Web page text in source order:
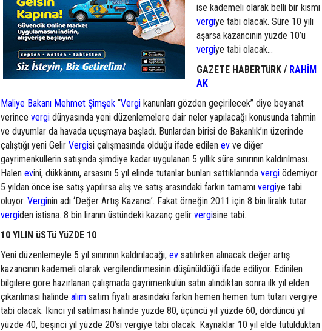
ise kademeli olarak belli bir kısmı
vergiye tabi olacak. Süre 10 yılı
aşarsa kazancının yüzde 10’u
vergiye tabi olacak...
GAZETE HABERTüRK / RAHİM
AK
Maliye Bakanı Mehmet Şimşek “Vergi kanunları gözden geçirilecek” diye beyanat
verince vergi dünyasında yeni düzenlemelere dair neler yapılacağı konusunda tahmin
ve duyumlar da havada uçuşmaya başladı. Bunlardan birisi de Bakanlık’ın üzerinde
çalıştığı yeni Gelir Vergisi çalışmasında olduğu ifade edilen ev ve diğer
gayrimenkullerin satışında şimdiye kadar uygulanan 5 yıllık süre sınırının kaldırılması.
Halen evini, dükkânını, arsasını 5 yıl elinde tutanlar bunları sattıklarında vergi ödemiyor.
5 yıldan önce ise satış yapılırsa alış ve satış arasındaki farkın tamamı vergiye tabi
oluyor. Verginin adı ‘Değer Artış Kazancı’. Fakat örneğin 2011 için 8 bin liralık tutar
vergiden istisna. 8 bin liranın üstündeki kazanç gelir vergisine tabi.
10 YILIN üSTü YüZDE 10
Yeni düzenlemeyle 5 yıl sınırının kaldırılacağı, ev satılırken alınacak değer artış
kazancının kademeli olarak vergilendirmesinin düşünüldüğü ifade ediliyor. Edinilen
bilgilere göre hazırlanan çalışmada gayrimenkulün satın alındıktan sonra ilk yıl elden
çıkarılması halinde alım satım fiyatı arasındaki farkın hemen hemen tüm tutarı vergiye
tabi olacak. İkinci yıl satılması halinde yüzde 80, üçüncü yıl yüzde 60, dördüncü yıl
yüzde 40, beşinci yıl yüzde 20’si vergiye tabi olacak. Kaynaklar 10 yıl elde tutulduktan